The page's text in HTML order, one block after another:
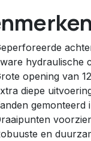
hydraulische
opening van
diepe
gemonteerd
en